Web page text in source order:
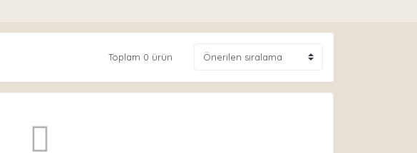
Toplam 0 ürün